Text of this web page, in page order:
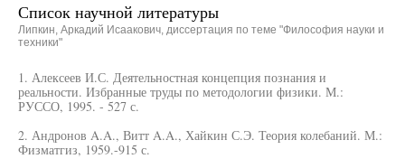
Список научной литературы
Липкин, Аркадий Исаакович, диссертация по теме "Философия науки и
техники"
1. Алексеев И.С. Деятельностная концепция познания и
реальности. Избранные труды по методологии физики. М.:
РУССО, 1995. - 527 с.
2. Андронов A.A., Витт A.A., Хайкин С.Э. Теория колебаний. М.:
Физматгиз, 1959.-915 с.